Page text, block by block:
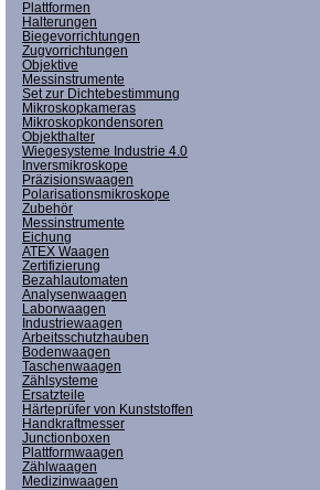
Plattformen
Halterungen
Biegevorrichtungen
Zugvorrichtungen
Objektive
Messinstrumente
Set zur Dichtebestimmung
Mikroskopkameras
Mikroskopkondensoren
Objekthalter
Wiegesysteme Industrie 4.0
Inversmikroskope
Präzisionswaagen
Polarisationsmikroskope
Zubehör
Messinstrumente
Eichung
ATEX Waagen
Zertifizierung
Bezahlautomaten
Analysenwaagen
Laborwaagen
Industriewaagen
Arbeitsschutzhauben
Bodenwaagen
Taschenwaagen
Zählsysteme
Ersatzteile
Härteprüfer von Kunststoffen
Handkraftmesser
Junctionboxen
Plattformwaagen
Zählwaagen
Medizinwaagen